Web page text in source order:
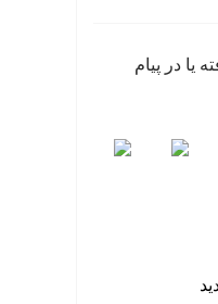
یا در پیام